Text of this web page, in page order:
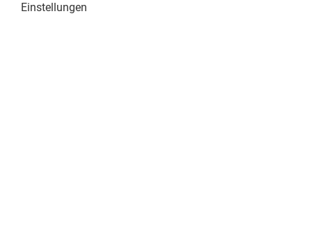
Einstellungen